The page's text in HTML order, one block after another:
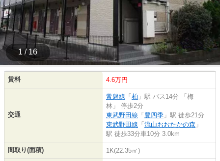
1 / 16
賃料 4.6万円
交通
常磐線 「 柏 」駅 バス14分 「梅
林」 停歩2分
東武野田線 「 豊四季 」駅 徒歩21分
東武野田線 「 流山おおたかの森 」
駅 徒歩33分車10分 3.0km
間取り(面積) 1K(22.35㎡)